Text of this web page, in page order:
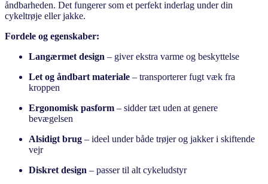
åndbarheden. Det fungerer som et perfekt inderlag under din
cykeltrøje eller jakke.
Fordele og egenskaber:
Langærmet design – giver ekstra varme og beskyttelse
Let og åndbart materiale – transporterer fugt væk fra
kroppen
Ergonomisk pasform – sidder tæt uden at genere
bevægelsen
Alsidigt brug – ideel under både trøjer og jakker i skiftende
vejr
Diskret design – passer til alt cykeludstyr